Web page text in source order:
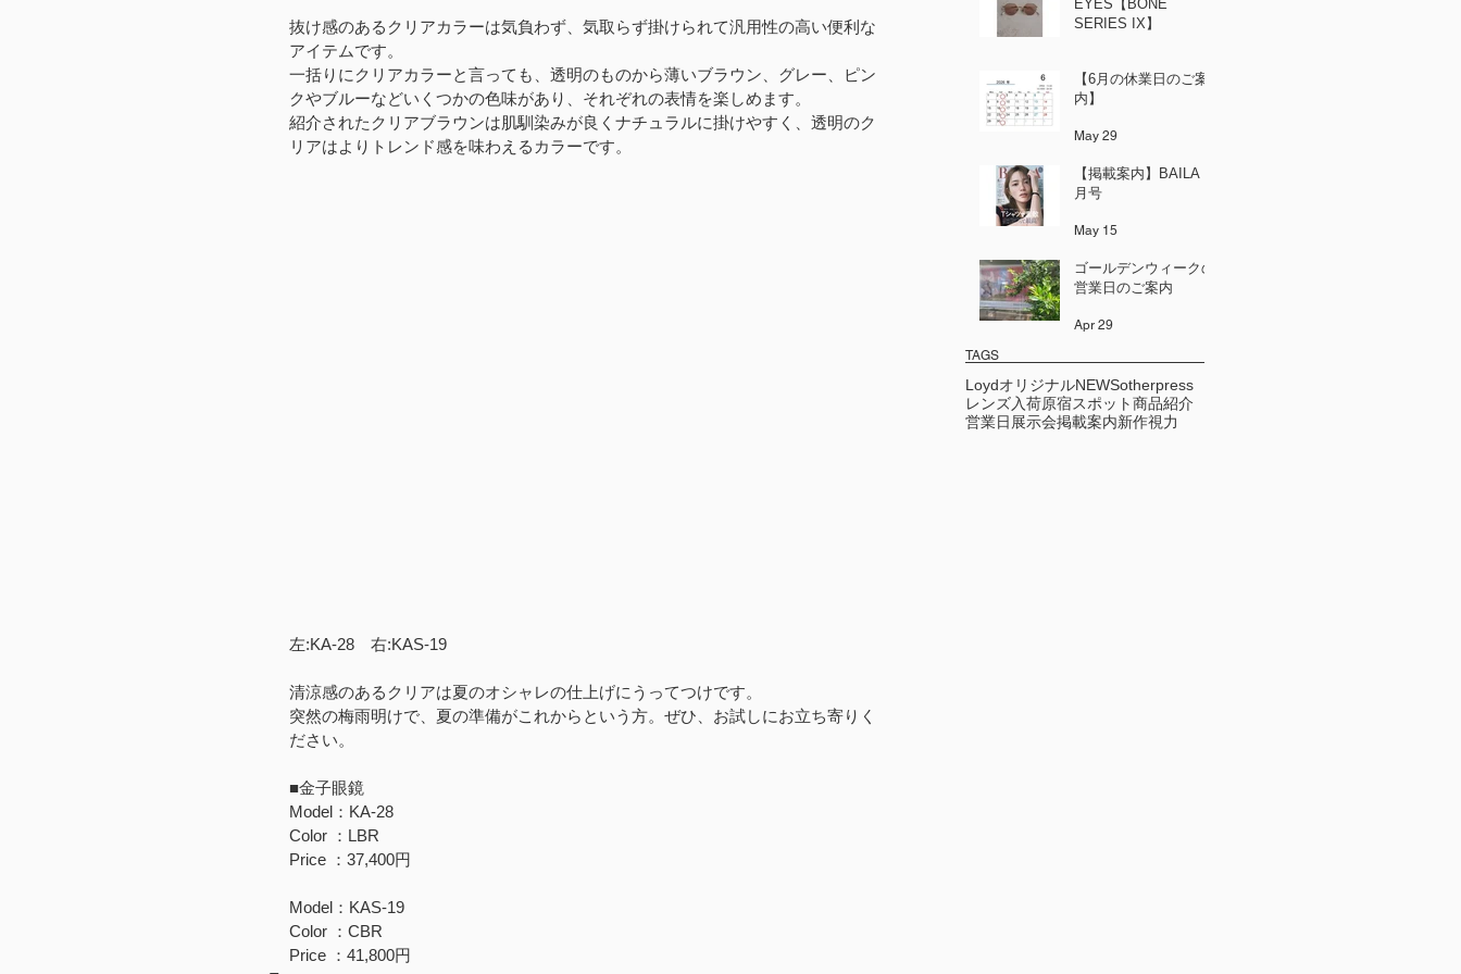
抜け感のあるクリアカラーは気負わず、気取らず掛けられて汎用性の高い便利な
アイテムです。
一括りにクリアカラーと言っても、透明のものから薄いブラウン、グレー、ピン
クやブルーなどいくつかの色味があり、それぞれの表情を楽しめます。
紹介されたクリアブラウンは肌馴染みが良くナチュラルに掛けやすく、透明のク
リアはよりトレンド感を味わえるカラーです。
左:KA-28　右:KAS-19
清涼感のあるクリアは夏のオシャレの仕上げにうってつけです。
突然の梅雨明けで、夏の準備がこれからという方。ぜひ、お試しにお立ち寄りく
ださい。
■金子眼鏡
Model：KA-28
Color ：LBR
Price ：37,400円
Model：KAS-19
Color ：CBR
Price ：41,800円
EYES【BONE
SERIES IX】
【6月の休業日のご案
内】
May 29
【掲載案内】BAILA 6
月号
May 15
ゴールデンウィークの
営業日のご案内
Apr 29
TAGS
LoydオリジナルNEWSotherpress
レンズ入荷原宿スポット商品紹介
営業日 展示会掲載案内新作視力